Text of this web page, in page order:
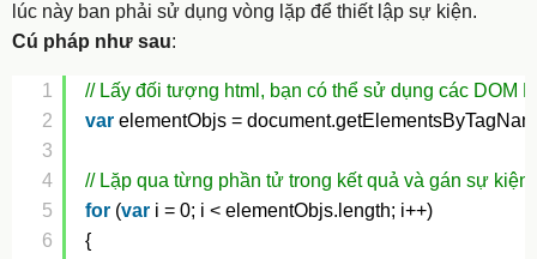
lúc này ban phải sử dụng vòng lặp để thiết lập sự kiện.
Cú pháp như sau:
1
2
3
4
5
6
// Lấy đối tượng html, bạn có thể sử dụng các DOM
var elementObjs =
// Lặp qua từng phần tử trong kết quả và gán sự kiện
for (var i = 0; i < elementObjs.length; i++)
{